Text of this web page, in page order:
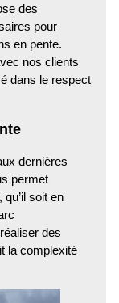
des
pour
en pente.
nos clients
dans le respect
dernières
permet
soit en
des
la complexité